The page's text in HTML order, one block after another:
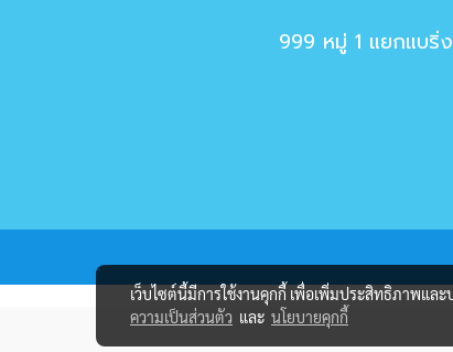
999 หมู่ 1 แยกแบริ่
เว็บไซต์นี้มีการใช้งานคุกกี้ เพื่อเพิ่มประสิทธิภาพแล
ความเป็นส่วนตัว และ นโยบายคุกกี้